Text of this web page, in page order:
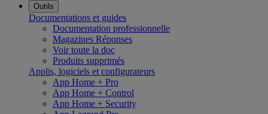
Outils
Documentations et guides
Documentation professionnelle
Magazines Réponses
Voir toute la doc
Produits supprimés
Applis, logiciels et configurateurs
App Home + Pro
App Home + Control
App Home + Security